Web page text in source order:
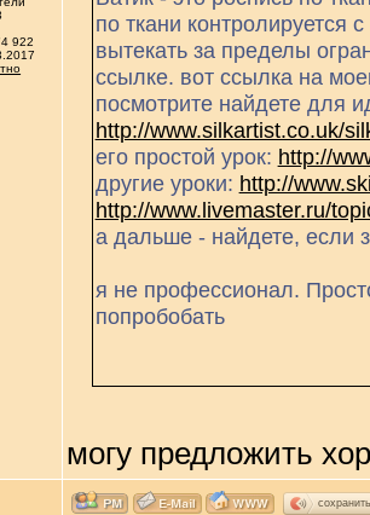
922
по ткани контролируется
вытекать за пределы
ссылке. вот ссылка на
посмотрите найдете для
http://www.silkartist.co.uk/
его простой урок: http://
другие уроки: http://
http://www.livemaster.ru/
а дальше - найдете, если
я не профессионал.
попробобать
могу предложить
сохранить